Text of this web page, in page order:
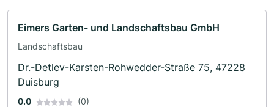
Eimers Garten- und Landschaftsbau GmbH
Landschaftsbau
Dr.-Detlev-Karsten-Rohwedder-Straße 75, 47228
Duisburg
0.0 (0)